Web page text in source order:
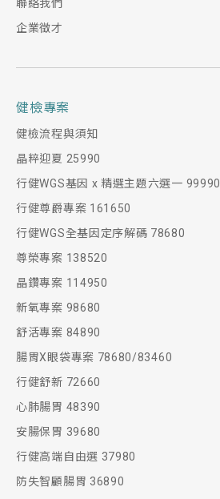
聯絡我們
企業徵才
健檢專案
健檢流程與須知
晶粹迎夏 25990
行健WGS基因 x 精選主題六選一 99990
行健尊爵專案 161650
行健WGS全基因定序解碼 78680
尊榮專案 138520
晶鑽專案 114950
新氧專案 98680
舒活專案 84890
腸胃X眼袋專案 78680/83460
行健舒新 72660
心肺腸胃 48390
安腸保胃 39680
行健高端自由選 37980
防失智顧腸胃 36890